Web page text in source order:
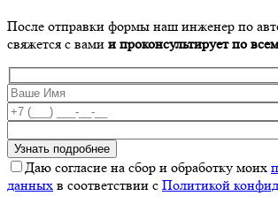
После отправки формы наш инженер по
свяжется с вами и проконсультирует по
Даю согласие на сбор и обработку моих
данных в соответствии с Политикой